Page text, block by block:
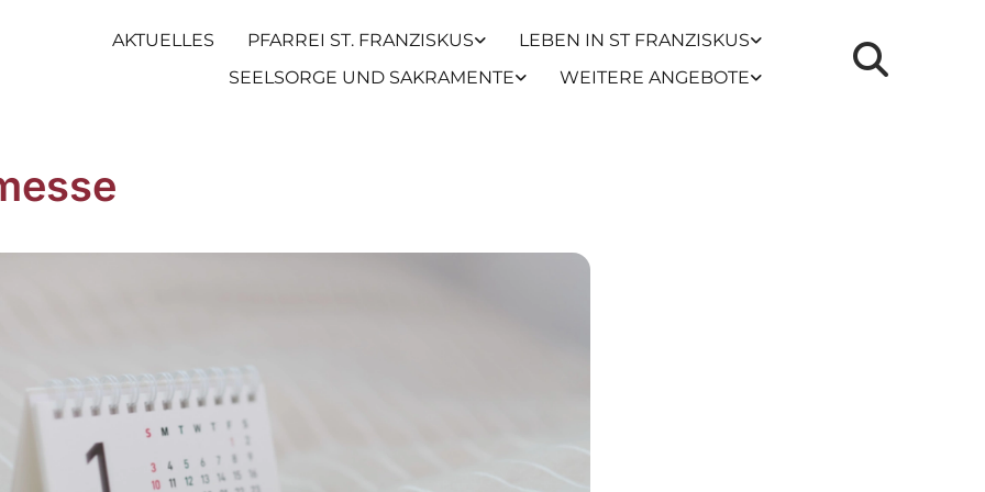
AKTUELLES PFARREI ST. FRANZISKUS
LEBEN IN ST FRANZISKUS
SEELSORGE UND SAKRAMENTE
WEITERE ANGEBOTE